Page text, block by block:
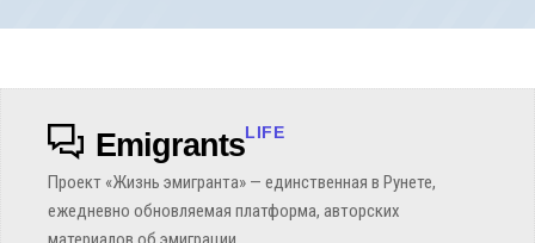
EmigrantsLIFE
Проект «Жизнь эмигранта» — единственная в Рунете,
ежедневно обновляемая платформа, авторских